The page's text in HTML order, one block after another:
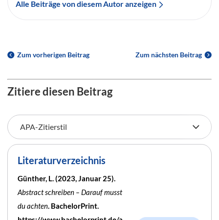
Alle Beiträge von diesem Autor anzeigen
Zum vorherigen Beitrag Zum nächsten Beitrag
Zitiere diesen Beitrag
Literaturverzeichnis
Günther, L. (2023, Januar 25).
Abstract schreiben – Darauf musst
du achten. BachelorPrint.